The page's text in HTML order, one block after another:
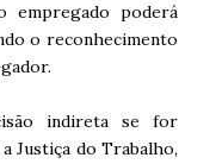
empregado poderá
o reconhecimento
indireta se for
Justiça do Trabalho,